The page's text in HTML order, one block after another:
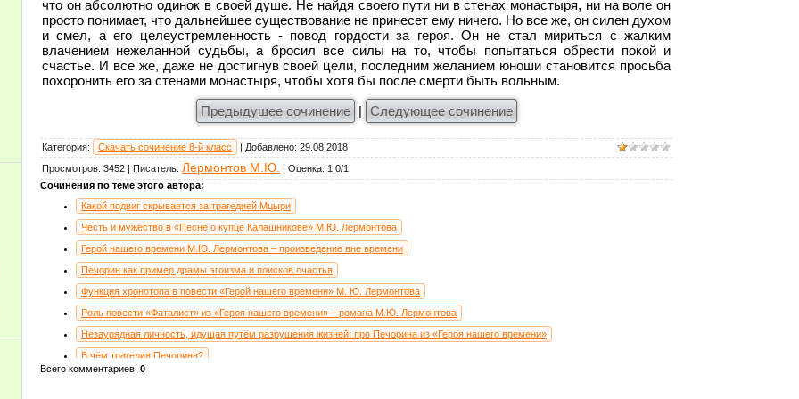
что он абсолютно одинок в своей душе. Не найдя своего пути ни в стенах монастыря, ни на воле он
просто понимает, что дальнейшее существование не принесет ему ничего. Но все же, он силен духом
и смел, а его целеустремленность - повод гордости за героя. Он не стал мириться с жалким
влачением нежеланной судьбы, а бросил все силы на то, чтобы попытаться обрести покой и
счастье. И все же, даже не достигнув своей цели, последним желанием юноши становится просьба
похоронить его за стенами монастыря, чтобы хотя бы после смерти быть вольным.
Предыдущее сочинение
| Следующее сочинение
Категория: Скачать сочинение 8-й класс Добавлено: 29.08.2018
Просмотров: 3452 Писатель: Лермонтов М.Ю. Оценка: 1.0/1
Сочинения по теме этого автора:
Какой подвиг скрывается за трагедией Мцыри
Честь и мужество в «Песне о купце Калашникове» М.Ю. Лермонтова
Герой нашего времени М.Ю. Лермонтова – произведение вне времени
Печорин как пример драмы эгоизма и поисков счастья
Функция хронотопа в повести «Герой нашего времени» М. Ю. Лермонтова
Роль повести «Фаталист» из «Героя нашего времени» – романа М.Ю. Лермонтова
Незаурядная личность, идущая путём разрушения жизней: про Печорина из «Героя нашего времени»
В чём трагедия Печорина?
Творчество М.Ю. Лермонтова по одному стихотворению
Всего комментариев: 0